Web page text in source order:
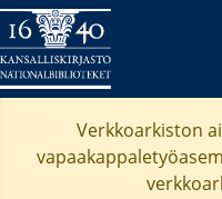
Verkkoarkiston